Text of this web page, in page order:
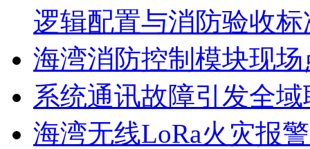
逻辑配置与消防验收标
海湾消防控制模块现
系统通讯故障引发全
海湾无线LoRa火灾报